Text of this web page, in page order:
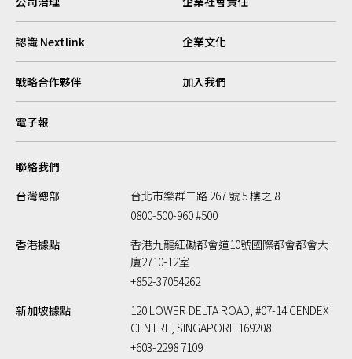
認識 Nextlink 企業文化
戰略合作夥伴 加入我們
電子報
聯絡我們
台灣總部
台北市樂群二路 267 號 5 樓之 8
0800-500-960 #500
香港據點
香港九龍紅磡都會道10號國際都會都會大
廈2710-12室
+852-37054262
新加坡據點
120 LOWER DELTA ROAD, #07-14 CENDEX
CENTRE, SINGAPORE 169208
+603-2298 7109